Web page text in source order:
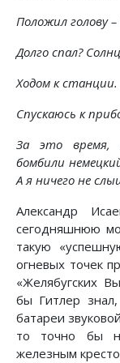
Положил голову
Долго спал?
Ходом к станции.
Спускаюсь к
За это время,
бомбили
А я ничего не
Александр
сегодняшнюю
такую
огневых точек
«Желябугских
бы Гитлер
батареи
то точно бы
железным